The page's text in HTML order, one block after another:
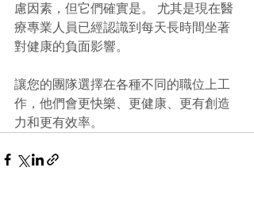
慮因素，但它們確實是。 尤其是現在醫
療專業人員已經認識到每天長時間坐著
對健康的負面影響。
讓您的團隊選擇在各種不同的職位上工
作，他們會更快樂、更健康、更有創造
力和更有效率。